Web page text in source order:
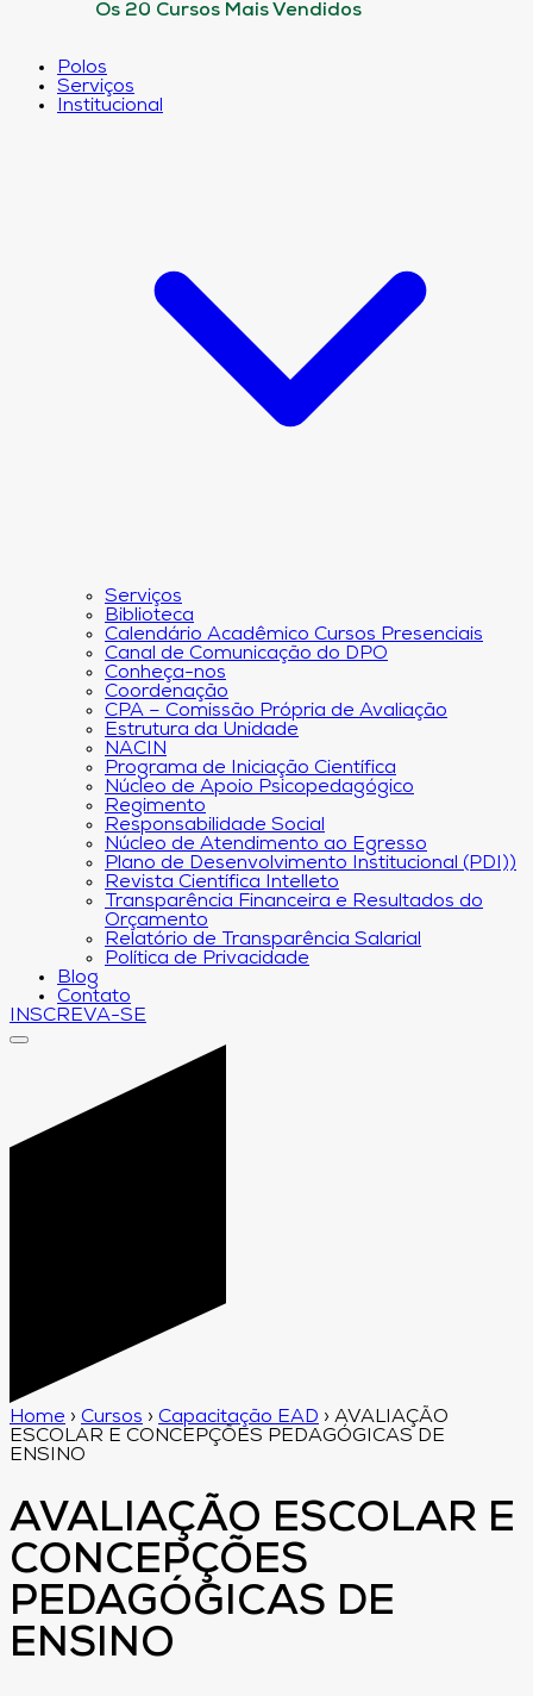
Os 20 Cursos Mais Vendidos
Polos
Serviços
Institucional
Serviços
Biblioteca
Calendário Acadêmico Cursos Presenciais
Canal de Comunicação do DPO
Conheça-nos
Coordenação
CPA – Comissão Própria de Avaliação
Estrutura da Unidade
NACIN
Programa de Iniciação Científica
Núcleo de Apoio Psicopedagógico
Regimento
Responsabilidade Social
Núcleo de Atendimento ao Egresso
Plano de Desenvolvimento Institucional (PDI))
Revista Científica Intelleto
Transparência Financeira e Resultados do
Orçamento
Relatório de Transparência Salarial
Política de Privacidade
Blog
Contato
INSCREVA-SE
Home › Cursos › Capacitação EAD › AVALIAÇÃO
ESCOLAR E CONCEPÇÕES PEDAGÓGICAS DE
ENSINO
AVALIAÇÃO ESCOLAR E
CONCEPÇÕES
PEDAGÓGICAS DE
ENSINO